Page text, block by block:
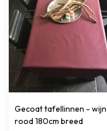
Gecoat tafellinnen - wijn
rood 180cm breed